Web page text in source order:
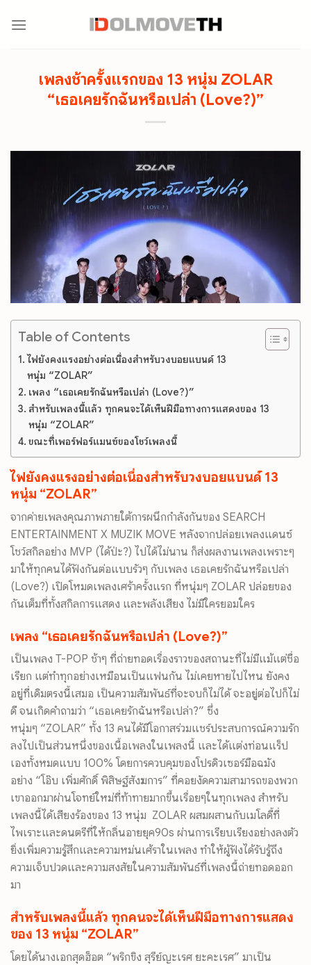
เพลงช้าครั้งแรกของ 13 หนุ่ม ZOLAR
“เธอเคยรักฉันหรือเปล่า (Love?)”
Table of Contents
ไฟยังคงแรงอย่างต่อเนื่องสำหรับวงบอยแบนด์ 13
หนุ่ม “ZOLAR”
เพลง “เธอเคยรักฉันหรือเปล่า (Love?)”
สำหรับเพลงนี้แล้ว ทุกคนจะได้เห็นฝีมือทางการแสดงของ 13
หนุ่ม “ZOLAR”
ขณะที่เพอร์ฟอร์แมนซ์ของโชว์เพลงนี้
ไฟยังคงแรงอย่างต่อเนื่องสำหรับวงบอยแบนด์ 13
หนุ่ม “ZOLAR”
จากค่ายเพลงคุณภาพภายใต้การผนึกกำลังกันของ SEARCH
ENTERTAINMENT X MUZIK MOVE หลังจากปล่อยเพลงแดนซ์
โชว์สกิลอย่าง MVP (ได้ป่ะ?) ไปได้ไม่นาน ก็ส่งผลงานเพลงเพราะๆ
มาให้ทุกคนได้ฟังกันต่อแบบรัวๆ กับเพลง เธอเคยรักฉันหรือเปล่า
(Love?) เปิดโหมดเพลงเศร้าครั้งแรก ที่หนุ่มๆ ZOLAR ปล่อยของ
กันเต็มที่ทั้งสกิลการแสดง และพลังเสียง ไม่มีใครยอมใคร
เพลง “เธอเคยรักฉันหรือเปล่า (Love?)”
เป็นเพลง T-POP ช้าๆ ที่ถ่ายทอดเรื่องราวของสถานะที่ไม่มีแม้แต่ชื่อ
เรียก แต่ทำทุกอย่างเหมือนเป็นแฟนกัน ไม่เคยหายไปไหน ยังคง
อยู่ที่เดิมตรงนี้เสมอ เป็นความสัมพันธ์ที่จะจบก็ไม่ได้ จะอยู่ต่อไปก็ไม่
ดี จนเกิดคำถามว่า “เธอเคยรักฉันหรือเปล่า?” ซึ่ง
หนุ่มๆ “ZOLAR” ทั้ง 13 คนได้มีโอกาสร่วมแชร์ประสบการณ์ความรัก
ลงไปเป็นส่วนหนึ่งของเนื้อเพลงในเพลงนี้ และได้แต่งท่อนแร็ป
เองทั้งหมดแบบ 100% โดยการควบคุมของโปรดิวเซอร์มือฉมัง
อย่าง “โอ๊บ เพิ่มศักดิ์ พิสิษฐ์สังฆการ” ที่คอยงัดความสามารถของพวก
เขาออกมาผ่านโจทย์ใหม่ที่ท้าทายมากขึ้นเรื่อยๆในทุกเพลง สำหรับ
เพลงนี้ได้เสียงร้องของ 13 หนุ่ม ZOLAR ผสมผสานกับเมโลดี้ที่
ไพเราะและดนตรีที่ให้กลิ่นอายยุค90s ผ่านการเรียบเรียงอย่างลงตัว
ยิ่งเพิ่มความรู้สึกและความหม่นเศ้ราในเพลง ทำให้ผู้ฟังได้รับรู้ถึง
ความเจ็บปวดและความสงสัยในความสัมพันธ์ที่เพลงนี้ถ่ายทอดออก
มา
สำหรับเพลงนี้แล้ว ทุกคนจะได้เห็นฝีมือทางการแสดง
ของ 13 หนุ่ม “ZOLAR”
โดยได้นางเอกสุดฮ็อต “พริกขิง สุรีย์ญะเรศ ยะคะเรศ” มาเป็น